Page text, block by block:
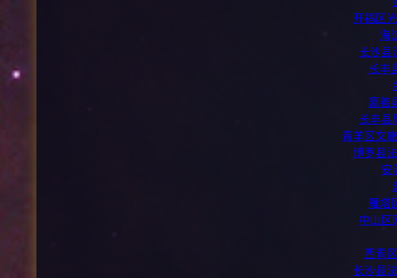
开福区
海
长沙县
长丰
嘉善
长丰县
青羊区文
博罗县
安
雁塔
中山区
西青
长沙县